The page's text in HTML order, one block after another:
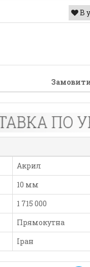
В
Акрил
10 мм
1 715 000
Прямокутна
Іран